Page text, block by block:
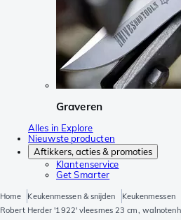
Graveren
Alles in Explore
Nieuwste producten
Aftikkers, acties & promoties
Klantenservice
Get Smarter
Home Keukenmessen & snijden Keukenmessen
Robert Herder '1922' vleesmes 23 cm,